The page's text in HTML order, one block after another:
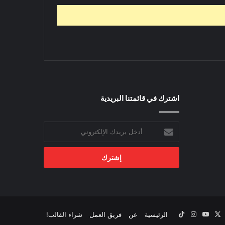
اشترك في قائمتنا البريدية
بريدك
الإلكتروني
الرئيسية عن فريق العمل شراء القالب! ‫YouTubeانستقرام‫TikTok